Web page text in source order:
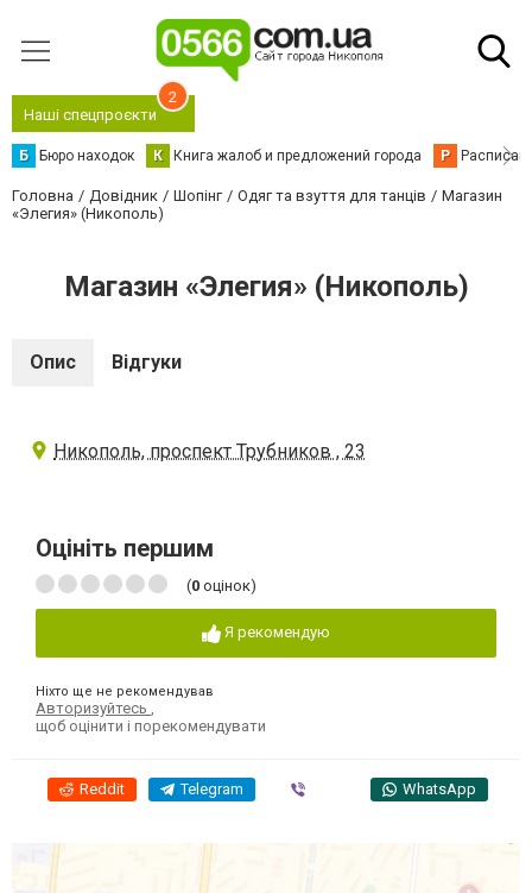
Наші спецпроєкти
2
Б Бюро находок К Книга жалоб и предложений города Р
Головна Довідник Шопінг Одяг та взуття для танців
Магазин
«Элегия» (Никополь)
Магазин «Элегия» (Никополь)
Опис Відгуки
Никополь, проспект Трубников , 23
Оцініть першим
(0 оцінок)
Я рекомендую
Ніхто ще не рекомендував
Авторизуйтесь
щоб оцінити і порекомендувати
Reddit Telegram WhatsApp